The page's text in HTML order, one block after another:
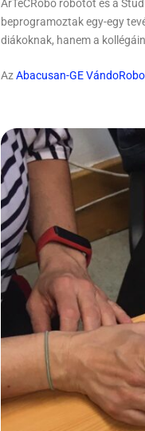
ArTeCRobo robotot és a
beprogramoztak egy-egy
diákoknak, hanem a
AzAbacusan-GE